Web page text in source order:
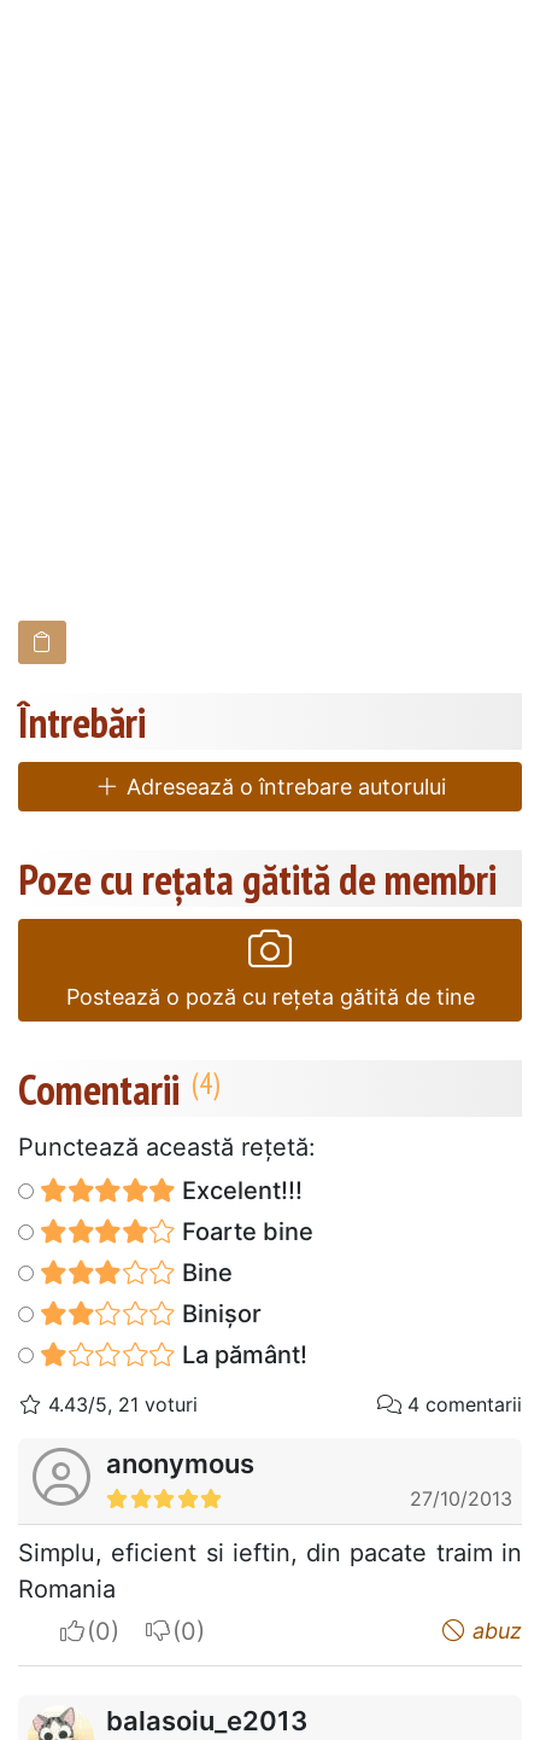
Întrebări
Adresează o întrebare autorului
Poze cu rețata gătită de membri
Postează o poză cu rețeta gătită de tine
Comentarii
Punctează această reţetă:
Excelent!!!
Foarte bine
Bine
Binișor
La pământ!
4.43/5, 21 voturi 4 comentarii
anonymous
27/10/2013
Simplu, eficient si ieftin, din pacate traim in
Romania
I apreciateI do not appreciate abuz
balasoiu_e2013